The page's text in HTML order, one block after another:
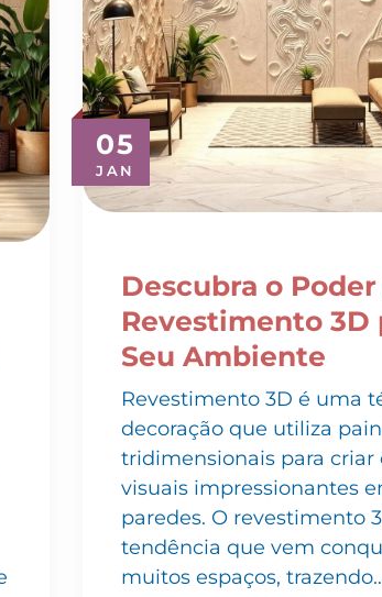
05
JAN
Revestimento 3D
Seu Ambiente
Revestimento 3D é uma
decoração que utiliza
tridimensionais para criar
visuais impressionantes
paredes. O revestimento
tendência que vem
muitos espaços,